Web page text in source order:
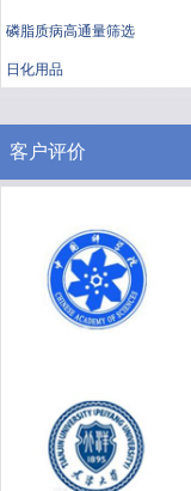
磷脂质病高通量筛选
日化用品
客户评价